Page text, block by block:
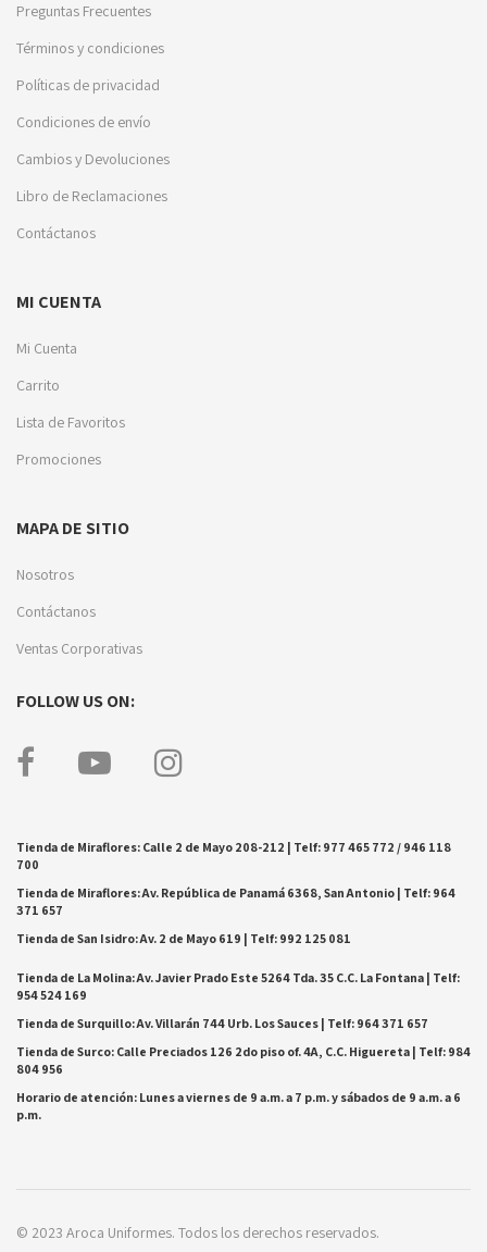
Preguntas Frecuentes
Términos y condiciones
Políticas de privacidad
Condiciones de envío
Cambios y Devoluciones
Libro de Reclamaciones
Contáctanos
MI CUENTA
Mi Cuenta
Carrito
Lista de Favoritos
Promociones
MAPA DE SITIO
Nosotros
Contáctanos
Ventas Corporativas
FOLLOW US ON:
Tienda de Miraflores: Calle 2 de Mayo 208-212 | Telf: 977 465 772 / 946 118
700
Tienda de Miraflores: Av. República de Panamá 6368, San Antonio | Telf: 964
371 657
Tienda de San Isidro: Av. 2 de Mayo 619 | Telf: 992 125 081
Tienda de La Molina: Av. Javier Prado Este 5264 Tda. 35 C.C. La Fontana | Telf:
954 524 169
Tienda de Surquillo: Av. Villarán 744 Urb. Los Sauces | Telf: 964 371 657
Tienda de Surco: Calle Preciados 126 2do piso of. 4A, C.C. Higuereta | Telf: 984
804 956
Horario de atención: Lunes a viernes de 9 a.m. a 7 p.m. y sábados de 9 a.m. a 6
p.m.
© 2023 Aroca Uniformes. Todos los derechos reservados.